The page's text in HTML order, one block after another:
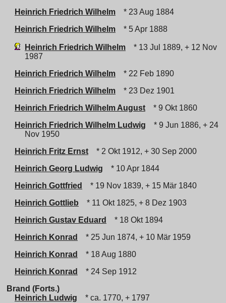
Heinrich Friedrich Wilhelm
* 23 Aug 1884
Heinrich Friedrich Wilhelm
* 5 Apr 1888
Heinrich Friedrich Wilhelm
* 13 Jul 1889, + 12 Nov
1987
Heinrich Friedrich Wilhelm
* 22 Feb 1890
Heinrich Friedrich Wilhelm
* 23 Dez 1901
Heinrich Friedrich Wilhelm August
* 9 Okt 1860
Heinrich Friedrich Wilhelm Ludwig
* 9 Jun 1886, + 24
Nov 1950
Heinrich Fritz Ernst
* 2 Okt 1912, + 30 Sep 2000
Heinrich Georg Ludwig
* 10 Apr 1844
Heinrich Gottfried
* 19 Nov 1839, + 15 Mär 1840
Heinrich Gottlieb
* 11 Okt 1825, + 8 Dez 1903
Heinrich Gustav Eduard
* 18 Okt 1894
Heinrich Konrad
* 25 Jun 1874, + 10 Mär 1959
Heinrich Konrad
* 18 Aug 1880
Heinrich Konrad
* 24 Sep 1912
Brand (Forts.)
Heinrich Ludwig
* ca. 1770, + 1797